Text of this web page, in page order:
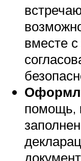
вместе
помощь,